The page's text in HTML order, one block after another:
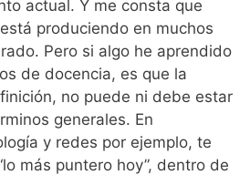
actual. Y me consta que
produciendo en muchos
Pero si algo he aprendido
de docencia, es que la
no puede ni debe estar
generales. En
y redes por ejemplo, te
más puntero hoy”, dentro de